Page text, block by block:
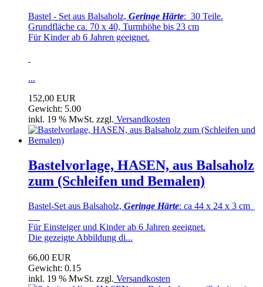
Bastel - Set aus Balsaholz, Geringe Härte: 30 Teile.
Grundfläche ca. 70 x 40, Turmhöhe bis 23 cm
Für Kinder ab 6 Jahren geeignet.
...
152,00 EUR
Gewicht: 5.00
inkl. 19 % MwSt. zzgl. Versandkosten
Bastelvorlage, HASEN, aus Balsaholz
zum (Schleifen und Bemalen)
Bastel-Set aus Balsaholz, Geringe Härte: ca 44 x 24 x 3 cm
Für Einsteiger und Kinder ab 6 Jahren geeignet.
Die gezeigte Abbildung di...
66,00 EUR
Gewicht: 0.15
inkl. 19 % MwSt. zzgl. Versandkosten